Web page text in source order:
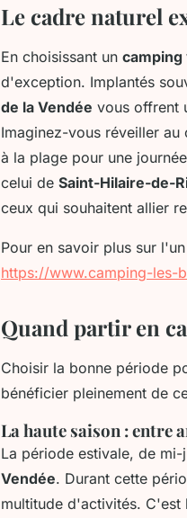
Le cadre naturel
En choisissant un camping
d'exception. Implantés
de la Vendée vous offrent
Imaginez-vous réveiller
à la plage pour une
celui de Saint-Hilaire-de-
ceux qui souhaitent allier
Pour en savoir plus sur
https://www.camping-les-
Quand partir en
Choisir la bonne période
bénéficier pleinement de
La haute saison : entre
La période estivale, de
Vendée. Durant cette
multitude d'activités.